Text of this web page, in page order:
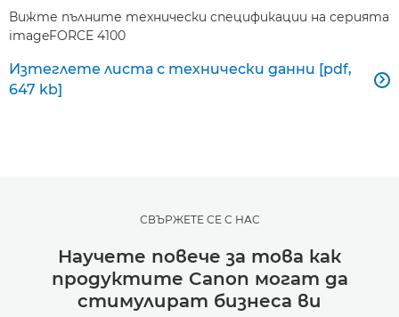
Вижте пълните технически спецификации на серията
imageFORCE 4100
Изтеглете листа с технически данни [pdf,
647 kb]

СВЪРЖЕТЕ СЕ С НАС
Научете повече за това как
продуктите Canon могат да
стимулират бизнеса ви